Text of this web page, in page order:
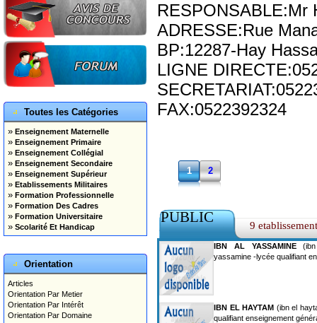
Toutes les Catégories
» Enseignement Maternelle
» Enseignement Primaire
» Enseignement Collégial
» Enseignement Secondaire
» Enseignement Supérieur
» Etablissements Militaires
» Formation Professionnelle
» Formation Des Cadres
» Formation Universitaire
» Scolarité Et Handicap
Orientation
Articles
Orientation Par Metier
Orientation Par Intérêt
Orientation Par Domaine
RESPONSABLE:Mr
ADRESSE:Rue
BP:12287-Hay
LIGNE
FAX:0522392324
1 2
PUBLIC 9
IBN AL YASSAMINE(ibn
yassamine -lycée qualifiant
IBN EL HAYTAM (ibn el
qualifiant enseignement